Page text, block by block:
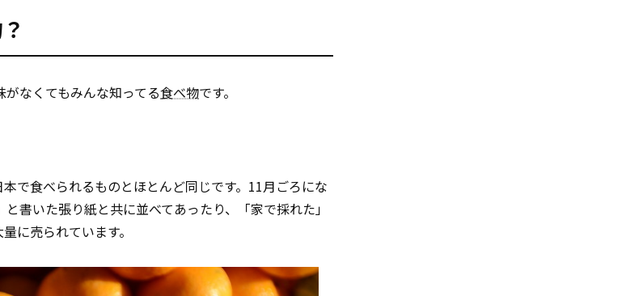
なくてもみんな知ってる食べ物です。
で食べられるものとほとんど同じです。11月ごろにな
書いた張り紙と共に並べてあったり、「家で採れた」
に売られています。